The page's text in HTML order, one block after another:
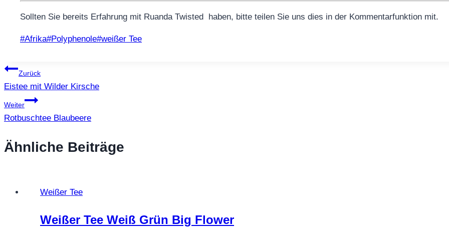
Sollten Sie bereits Erfahrung mit Ruanda Twisted haben, bitte teilen Sie uns dies in der Kommentarfunktion mit.
Schlagworte:
#Afrika#Polyphenole#weißer Tee
Beitragsnavigation
Zurück
Eistee mit Wilder Kirsche
Weiter
Rotbuschtee Blaubeere
Ähnliche Beiträge
Weißer Tee
Weißer Tee Weiß Grün Big Flower